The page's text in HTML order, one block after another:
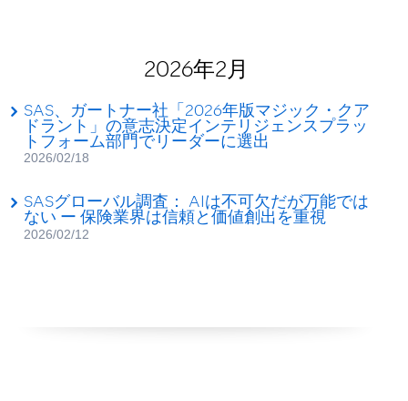
2026年2月
SAS、ガートナー社「2026年版マジック・クア
ドラント」の意志決定インテリジェンスプラッ
トフォーム部門でリーダーに選出
2026/02/18
SASグローバル調査： AIは不可欠だが万能では
ない ー 保険業界は信頼と価値創出を重視
2026/02/12